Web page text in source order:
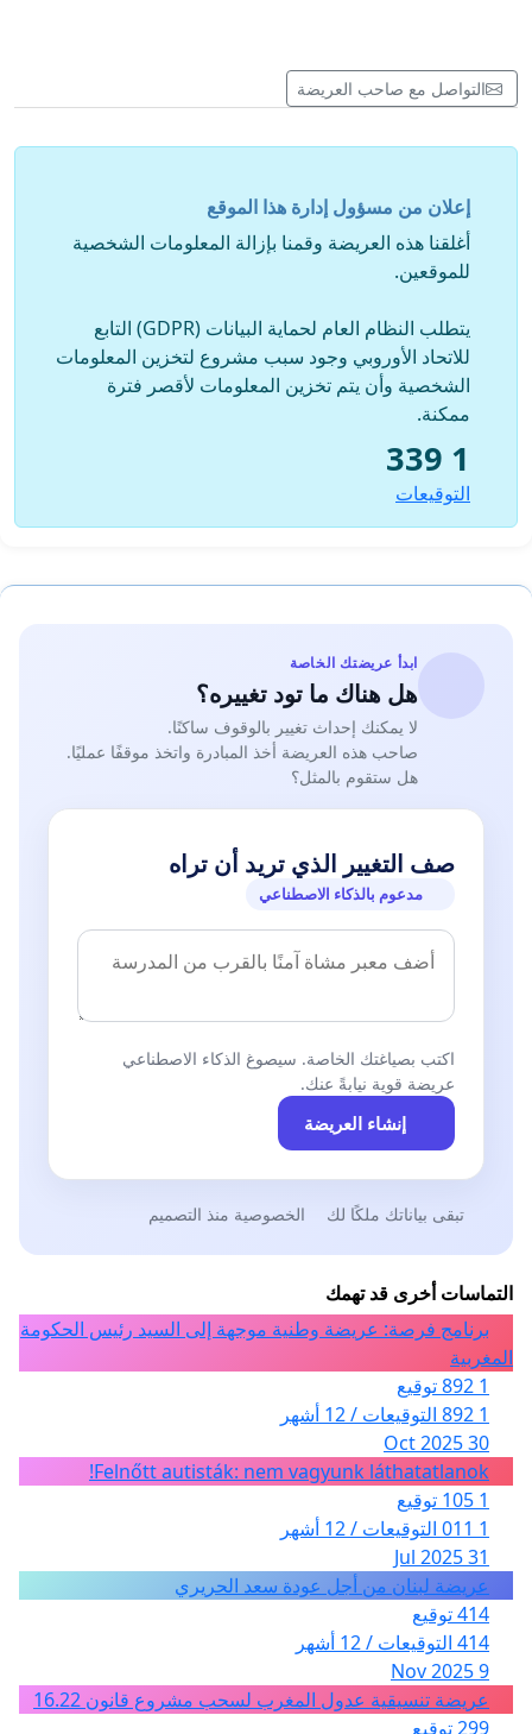
التواصل مع صاحب العريضة
إعلان من مسؤول إدارة هذا الموقع
أغلقنا هذه العريضة وقمنا بإزالة المعلومات الشخصية
للموقعين.
يتطلب النظام العام لحماية البيانات (GDPR) التابع
للاتحاد الأوروبي وجود سبب مشروع لتخزين المعلومات
الشخصية وأن يتم تخزين المعلومات لأقصر فترة
ممكنة.
1 339
التوقيعات
ابدأ عريضتك الخاصة
هل هناك ما تود تغييره؟
لا يمكنك إحداث تغيير بالوقوف ساكنًا.
صاحب هذه العريضة أخذ المبادرة واتخذ موقفًا عمليًا.
هل ستقوم بالمثل؟
صف التغيير الذي تريد أن تراه
مدعوم بالذكاء الاصطناعي
اكتب بصياغتك الخاصة. سيصوغ الذكاء الاصطناعي
عريضة قوية نيابةً عنك.
إنشاء العريضة
تبقى بياناتك ملكًا لك الخصوصية منذ التصميم
التماسات أخرى قد تهمك
برنامج فرصة: عريضة وطنية موجهة إلى السيد رئيس الحكومة
المغربية
1 892 توقيع
1 892 التوقيعات / 12 أشهر
30 Oct 2025
Felnőtt autisták: nem vagyunk láthatatlanok!
1 105 توقيع
1 011 التوقيعات / 12 أشهر
31 Jul 2025
عريضة لبنان من أجل عودة سعد الحريري
414 توقيع
414 التوقيعات / 12 أشهر
9 Nov 2025
عريضة تنسيقية عدول المغرب لسحب مشروع قانون 16.22
299 توقيع